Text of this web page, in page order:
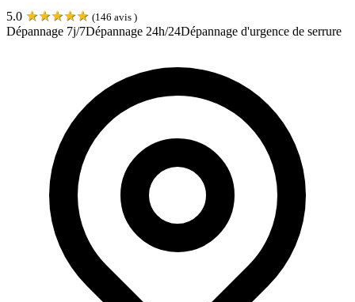
5.0 ★★★★★ (146 avis )
Dépannage 7j/7Dépannage 24h/24Dépannage d'urgence de serrure